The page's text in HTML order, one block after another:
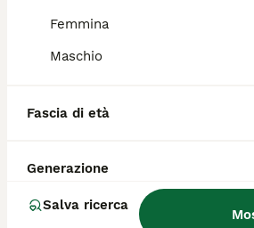
Femmina
Maschio
Fascia di età
Generazione
Salva ricerca
Cane Corso può
Cane Corso?